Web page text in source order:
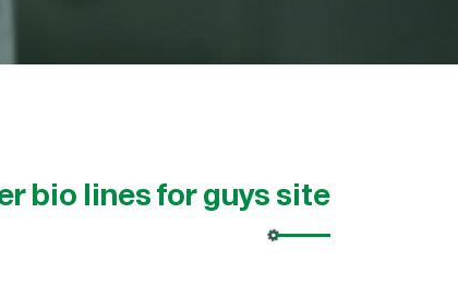
bio lines for guys site